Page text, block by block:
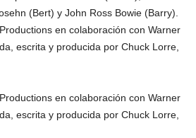
(Bert) y John Ross Bowie (Barry).
en colaboración con Warner
escrita y producida por Chuck Lorre,
en colaboración con Warner
escrita y producida por Chuck Lorre,